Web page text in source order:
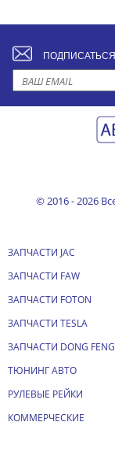
© 2016 - 2026
ЗАПЧАСТИ JAC
ЗАПЧАСТИ FAW
ЗАПЧАСТИ FOTON
ЗАПЧАСТИ TESLA
ЗАПЧАСТИ DONG FENG
ТЮНИНГ АВТО
РУЛЕВЫЕ РЕЙКИ
КОММЕРЧЕСКИЕ